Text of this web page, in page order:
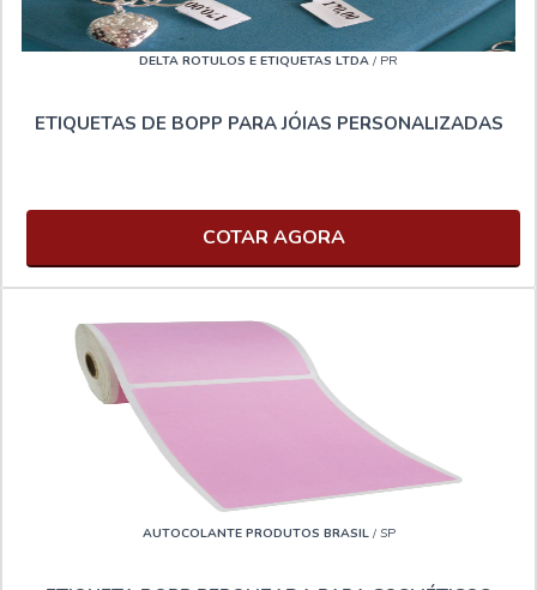
TRANSPARENTE 48X100
Não perca mais tempo! Solicite agora um orçamento
transparente 48x100 pode melhorar a eficiência e a
DELTA ROTULOS E ETIQUETAS LTDA / PR
ETIQUETAS DE BOPP PARA JÓIAS PERSONALIZADAS
COTAR AGORA
AUTOCOLANTE PRODUTOS BRASIL/ SP